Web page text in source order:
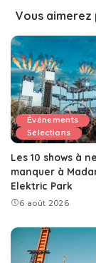
Vous
Événements
Sélections
Les 10 shows à
manquer à
Elektric Park
6 août 2026